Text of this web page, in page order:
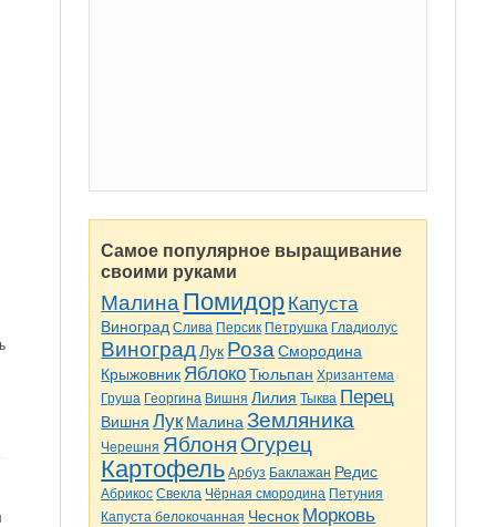
Самое популярное выращивание
своими руками
Малина Помидор Капуста
Виноград Слива Персик Петрушка Гладиолус
Виноград Лук Роза Смородина
Крыжовник Яблоко Тюльпан Хризантема
Груша Георгина Вишня Лилия Тыква Перец
Вишня Лук Малина Земляника
Черешня Яблоня Огурец
Картофель Арбуз Баклажан Редис
Абрикос Свекла Чёрная смородина Петуния
Капуста белокочанная Чеснок Морковь